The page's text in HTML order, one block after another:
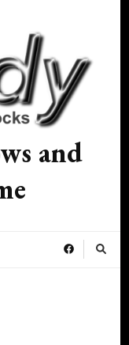
and